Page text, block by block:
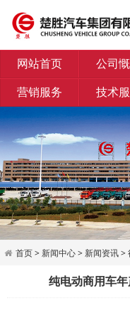
网站首页 公司
营销服务
技术
首页> 新闻中心> 新闻资讯>
纯电动商用车